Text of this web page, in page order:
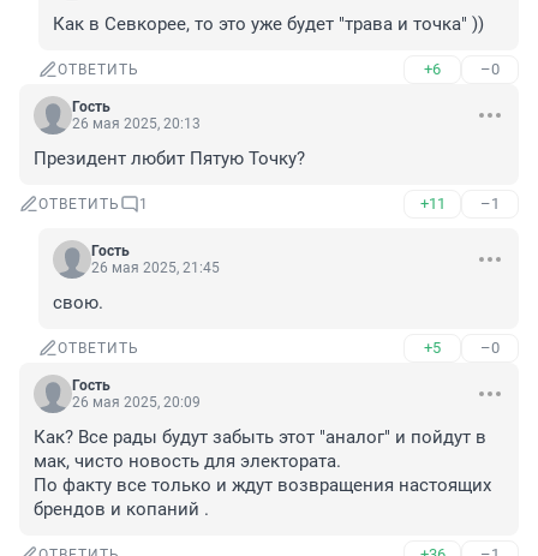
Как в Севкорее, то это уже будет "трава и точка" ))
ОТВЕТИТЬ +6 –0
Гость
26 мая 2025, 20:13
Президент любит Пятую Точку?
ОТВЕТИТЬ 1 +11 –1
Гость
26 мая 2025, 21:45
свою.
ОТВЕТИТЬ +5 –0
Гость
26 мая 2025, 20:09
Как? Все рады будут забыть этот "аналог" и пойдут в
мак, чисто новость для электората.
По факту все только и ждут возвращения настоящих
брендов и копаний .